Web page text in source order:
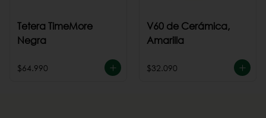
Tetera TimeMore
Negra
$64.990
V60 de Cerámica,
Amarilla
$32.090